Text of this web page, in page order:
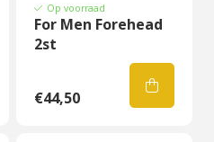
Op voorraad
For Men Forehead
2st
€44,50